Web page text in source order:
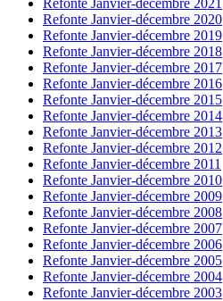
Refonte Janvier-décembre 2021
Refonte Janvier-décembre 2020
Refonte Janvier-décembre 2019
Refonte Janvier-décembre 2018
Refonte Janvier-décembre 2017
Refonte Janvier-décembre 2016
Refonte Janvier-décembre 2015
Refonte Janvier-décembre 2014
Refonte Janvier-décembre 2013
Refonte Janvier-décembre 2012
Refonte Janvier-décembre 2011
Refonte Janvier-décembre 2010
Refonte Janvier-décembre 2009
Refonte Janvier-décembre 2008
Refonte Janvier-décembre 2007
Refonte Janvier-décembre 2006
Refonte Janvier-décembre 2005
Refonte Janvier-décembre 2004
Refonte Janvier-décembre 2003